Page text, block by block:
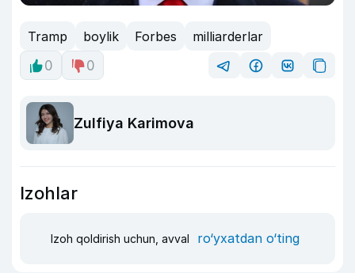
Tramp boylik Forbes
milliarderlar
0
0
Zulfiya Karimova
Izohlar
Izoh qoldirish uchun, avval ro‘yxatdan o‘ting